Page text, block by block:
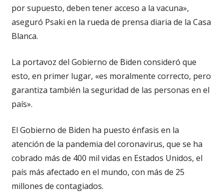
por supuesto, deben tener acceso a la vacuna»,
aseguró Psaki en la rueda de prensa diaria de la Casa
Blanca.
La portavoz del Gobierno de Biden consideró que
esto, en primer lugar, «es moralmente correcto, pero
garantiza también la seguridad de las personas en el
país».
El Gobierno de Biden ha puesto énfasis en la
atención de la pandemia del coronavirus, que se ha
cobrado más de 400 mil vidas en Estados Unidos, el
país más afectado en el mundo, con más de 25
millones de contagiados.